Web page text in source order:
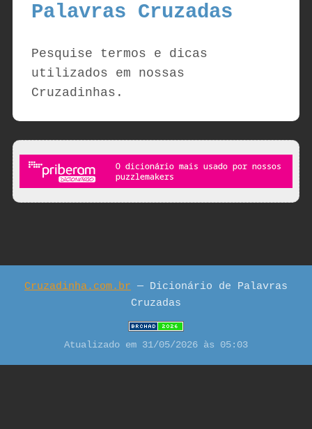
Palavras Cruzadas
Pesquise termos e dicas
utilizados em nossas
Cruzadinhas.
Cruzadinha.com.br — Dicionário de Palavras
Cruzadas
Atualizado em 31/05/2026 às 05:03